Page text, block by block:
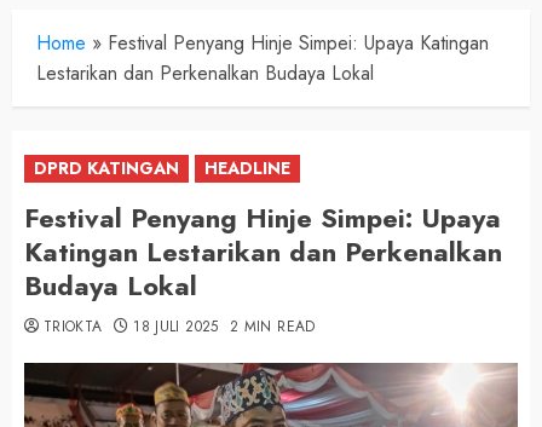
Home » Festival Penyang Hinje Simpei: Upaya Katingan
Lestarikan dan Perkenalkan Budaya Lokal
DPRD KATINGAN HEADLINE
Festival Penyang Hinje Simpei: Upaya
Katingan Lestarikan dan Perkenalkan
Budaya Lokal
TRIOKTA 18 JULI 2025 2 MIN READ